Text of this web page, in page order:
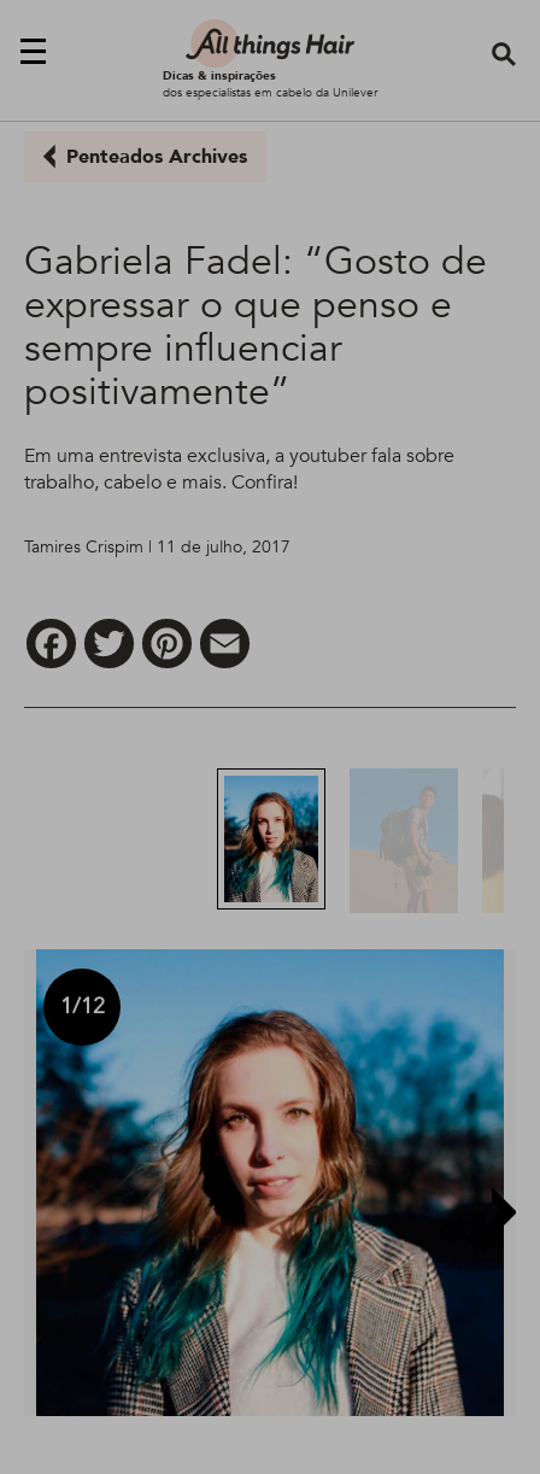
Dicas & inspirações
dos especialistas em cabelo da Unilever
Penteados Archives
Gabriela Fadel: “Gosto de
expressar o que penso e
sempre influenciar
positivamente”
Em uma entrevista exclusiva, a youtuber fala sobre
trabalho, cabelo e mais. Confira!
Tamires Crispim | 11 de julho, 2017
FacebookTwitter Pinterest
1/12